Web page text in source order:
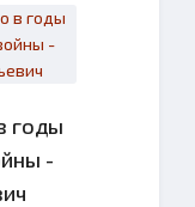
годы
-